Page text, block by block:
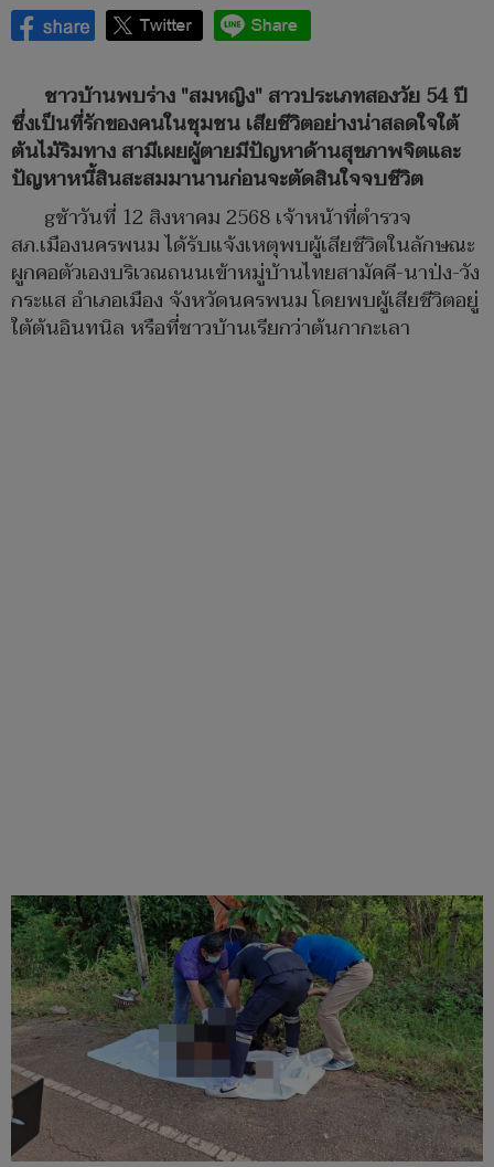
ชาวบ้านพบร่าง "สมหญิง" สาวประเภทสองวัย 54 ปี
ซึ่งเป็นที่รักของคนในชุมชน เสียชีวิตอย่างน่าสลดใจใต้
ต้นไม้ริมทาง สามีเผยผู้ตายมีปัญหาด้านสุขภาพจิตและ
ปัญหาหนี้สินสะสมมานานก่อนจะตัดสินใจจบชีวิต
gช้าวันที่ 12 สิงหาคม 2568 เจ้าหน้าที่ตำรวจ
สภ.เมืองนครพนม ได้รับแจ้งเหตุพบผู้เสียชีวิตในลักษณะ
ผูกคอตัวเองบริเวณถนนเข้าหมู่บ้านไทยสามัคคี-นาป่ง-วัง
กระแส อำเภอเมือง จังหวัดนครพนม โดยพบผู้เสียชีวิตอยู่
ใต้ต้นอินทนิล หรือที่ชาวบ้านเรียกว่าต้นกากะเลา